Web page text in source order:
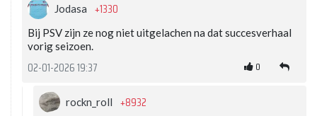
Jodasa +1330
Bij PSV zijn ze nog niet uitgelachen na dat succesverhaal
vorig seizoen.
02-01-2026 19:37 0
rockn_roll +8932